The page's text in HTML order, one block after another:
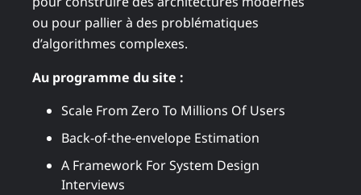
ou pour pallier à des problématiques
d’algorithmes complexes.
Au programme du site :
Scale From Zero To Millions Of Users
Back-of-the-envelope Estimation
A Framework For System Design
Interviews